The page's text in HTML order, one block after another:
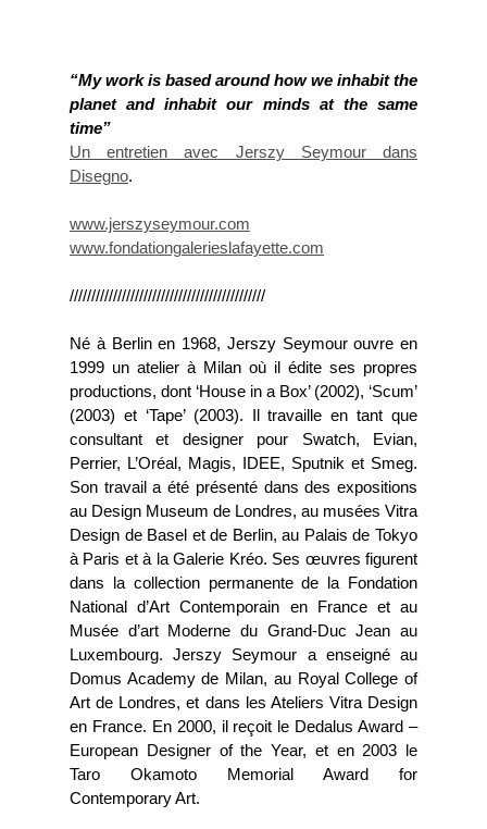
“My work is based around how we inhabit the
planet and inhabit our minds at the same
time”
Un entretien avec Jerszy Seymour dans
Disegno.
www.jerszyseymour.com
www.fondationgalerieslafayette.com
/////////////////////////////////////////////
Né à Berlin en 1968, Jerszy Seymour ouvre en
1999 un atelier à Milan où il édite ses propres
productions, dont ‘House in a Box’ (2002), ‘Scum’
(2003) et ‘Tape’ (2003). Il travaille en tant que
consultant et designer pour Swatch, Evian,
Perrier, L’Oréal, Magis, IDEE, Sputnik et Smeg.
Son travail a été présenté dans des expositions
au Design Museum de Londres, au musées Vitra
Design de Basel et de Berlin, au Palais de Tokyo
à Paris et à la Galerie Kréo. Ses œuvres figurent
dans la collection permanente de la Fondation
National d’Art Contemporain en France et au
Musée d’art Moderne du Grand-Duc Jean au
Luxembourg. Jerszy Seymour a enseigné au
Domus Academy de Milan, au Royal College of
Art de Londres, et dans les Ateliers Vitra Design
en France. En 2000, il reçoit le Dedalus Award –
European Designer of the Year, et en 2003 le
Taro Okamoto Memorial Award for
Contemporary Art.